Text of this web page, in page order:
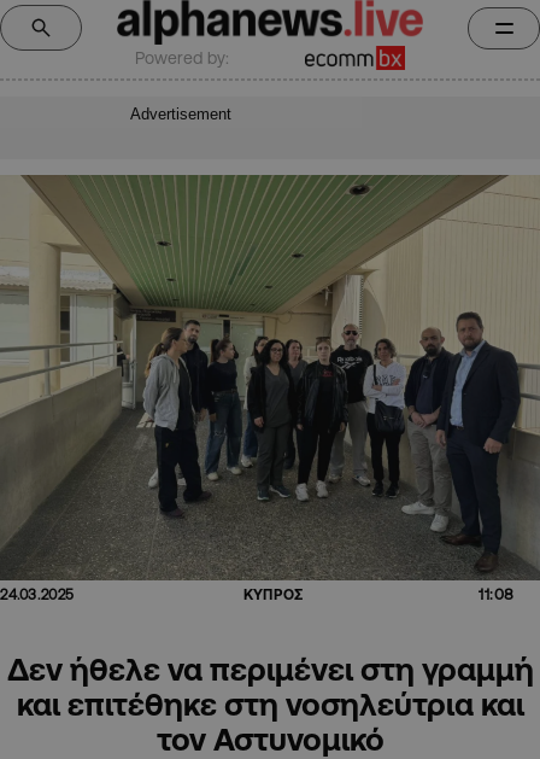
Powered by:
Advertisement
24.03.2025 ΚΥΠΡΟΣ 11:08
Δεν ήθελε να περιμένει στη γραμμή
και επιτέθηκε στη νοσηλεύτρια και
τον Αστυνομικό